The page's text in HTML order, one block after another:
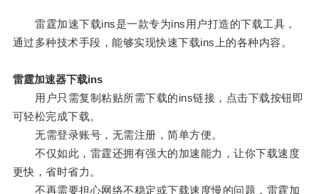
雷霆加速下载ins是一款专为ins用户打造的下载工具，
通过多种技术手段，能够实现快速下载ins上的各种内容。
雷霆加速器下载ins
用户只需复制粘贴所需下载的ins链接，点击下载按钮即
可轻松完成下载。
无需登录账号，无需注册，简单方便。
不仅如此，雷霆还拥有强大的加速能力，让你下载速度
更快，省时省力。
不再需要担心网络不稳定或下载速度慢的问题，雷霆加